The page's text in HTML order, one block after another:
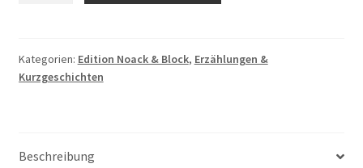
Menge
Kategorien: Edition Noack & Block, Erzählungen &
Kurzgeschichten
Beschreibung